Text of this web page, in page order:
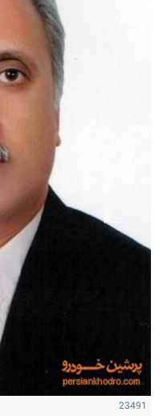
23491